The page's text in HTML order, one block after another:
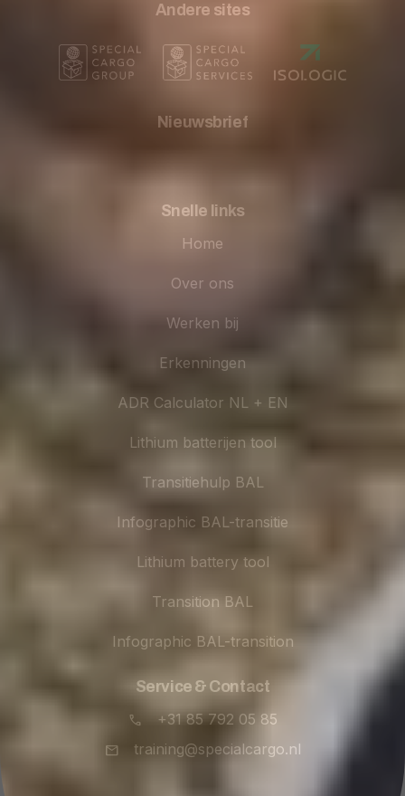
Andere sites
Nieuwsbrief
Snelle links
Home
Over ons
Werken bij
Erkenningen
ADR Calculator NL + EN
Lithium batterijen tool
Transitiehulp BAL
Infographic BAL-transitie
Lithium battery tool
Transition BAL
Infographic BAL-transition
Service & Contact
+31 85 792 05 85
training@specialcargo.nl